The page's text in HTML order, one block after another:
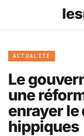
ACTUALITÉ
Le
une
enrayer le
hippiques